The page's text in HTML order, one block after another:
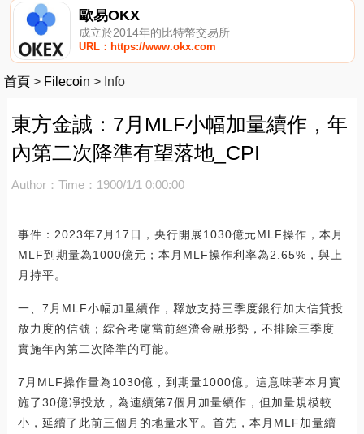
歐易OKX
成立於2014年的比特幣交易所
URL：https://www.okx.com
首頁 > Filecoin > Info
東方金誠：7月MLF小幅加量續作，年
內第二次降準有望落地_CPI
Author： Time：1900/1/1 0:00:00
事件：2023年7月17日，央行開展1030億元MLF操作，本月
MLF到期量為1000億元；本月MLF操作利率為2.65%，與上
月持平。
一、7月MLF小幅加量續作，釋放支持三季度銀行加大信貸投
放力度的信號；綜合考慮當前經濟金融形勢，不排除三季度
實施年內第二次降準的可能。
7月MLF操作量為1030億，到期量1000億。這意味著本月實
施了30億凈投放，為連續第7個月加量續作，但加量規模較
小，延續了此前三個月的地量水平。首先，本月MLF加量續